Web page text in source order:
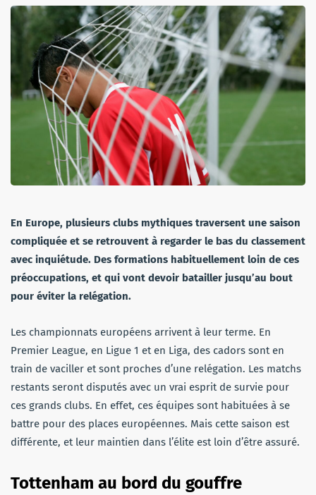
En Europe, plusieurs clubs mythiques traversent une saison
compliquée et se retrouvent à regarder le bas du classement
avec inquiétude. Des formations habituellement loin de ces
préoccupations, et qui vont devoir batailler jusqu’au bout
pour éviter la relégation.
Les championnats européens arrivent à leur terme. En
Premier League, en Ligue 1 et en Liga, des cadors sont en
train de vaciller et sont proches d’une relégation. Les matchs
restants seront disputés avec un vrai esprit de survie pour
ces grands clubs. En effet, ces équipes sont habituées à se
battre pour des places européennes. Mais cette saison est
différente, et leur maintien dans l’élite est loin d’être assuré.
Tottenham au bord du gouffre